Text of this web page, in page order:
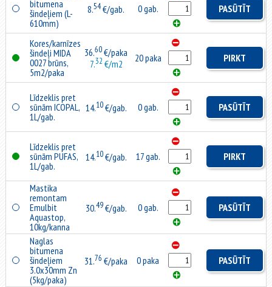
bitumena
šindeļiem (L-
610mm)
8.54€/gab. 0 gab. PASŪTĪT
Kores/karnīzes
šindeļi MIDA
0027 brūns,
5m2/paka
36.60€/paka
7.32€/m2
20 paka PIRKT
Līdzeklis pret
sūnām ICOPAL,
1L/gab.
14.10€/gab. 0 gab. PASŪTĪT
Līdzeklis pret
sūnām PUFAS,
1L/gab.
14.10€/gab. 17 gab. PIRKT
Mastika
remontam
Emulbit
Aquastop,
10kg/kanna
30.49€/gab. 0 gab. PASŪTĪT
Naglas
bitumena
šindeļiem
3.0x30mm Zn
(5kg/paka)
31.76 €/paka 0 paka PASŪTĪT